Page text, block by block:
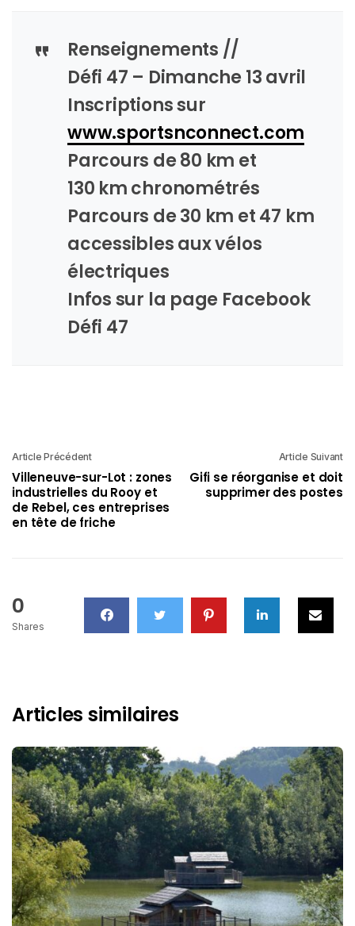
Renseignements //
Défi 47 – Dimanche 13 avril
Inscriptions sur
www.sportsnconnect.com
Parcours de 80 km et
130 km chronométrés
Parcours de 30 km et 47 km
accessibles aux vélos
électriques
Infos sur la page Facebook
Défi 47
Article Précédent
Villeneuve-sur-Lot : zones
industrielles du Rooy et
de Rebel, ces entreprises
en tête de friche
Article Suivant
Gifi se réorganise et doit
supprimer des postes
0
Shares
Articles similaires